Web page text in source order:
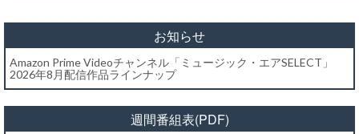
お知らせ
Amazon Prime Videoチャンネル「ミュージック・エアSELECT」
2026年8月配信作品ラインナップ
週間番組表(PDF)